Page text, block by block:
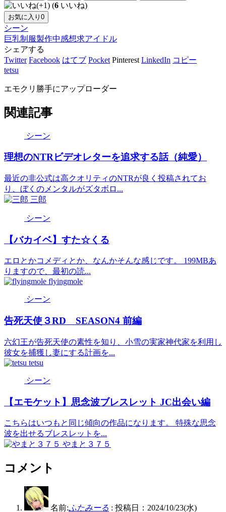
(6 いいね)
お気に入り 0
シーン
巨乳制服製作中感想求アイドル
シェアする
Twitter Facebook はてブ Pocket Pinterest LinkedIn コピー
tetsu
エモクリ勝手にアップローダー
関連記事
シーン
理想のNTRビデオレターを追求する話（純愛）
最近の非公式は高クオリティのNTRが良く投稿されてお
り、ぼくのメンタルがズタボロ...
三郎
シーン
【バカイベ】すた☆くる
エロとかコメディとか、なんかそんな感じです。 199MBあ
りますので、最初の読...
flyingmole
シーン
告死天使３RD SEASON4 前編
六幻王が告死天使の素性を知り、小雪の実家神代家を利用し
彼女を捕獲し妻にする計画を...
tetsu
シーン
【エモケット】思念波ブレスレット JC出会い編
こちらはいつもと同じ傾向の作品になります。 特殊な思念
波を出せるブレスレットを...
やまと３７５
コメント
名前:ふたみーる : 投稿日：2024/10/23(水)